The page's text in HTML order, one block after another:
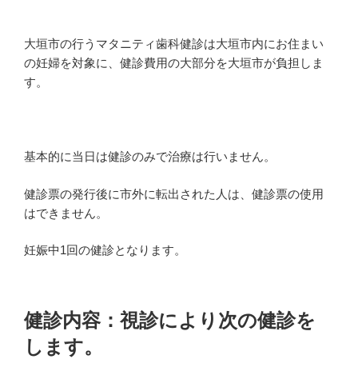
大垣市の行うマタニティ歯科健診は大垣市内にお住まい
の妊婦を対象に、健診費用の大部分を大垣市が負担しま
す。
基本的に当日は健診のみで治療は行いません。
健診票の発行後に市外に転出された人は、健診票の使用
はできません。
妊娠中1回の健診となります。
健診内容：視診により次の健診を
します。